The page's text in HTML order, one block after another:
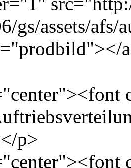
gs/assets/
p>